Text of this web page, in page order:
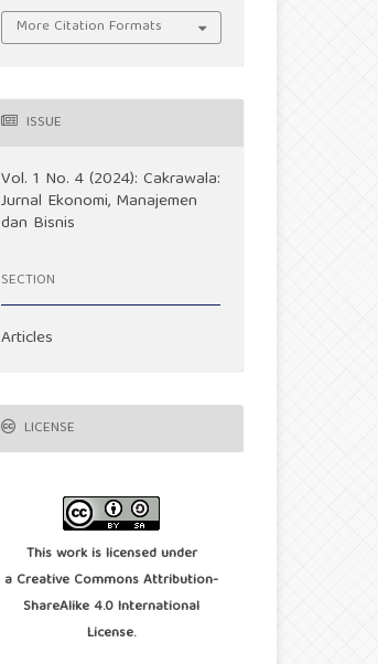
More Citation Formats
ISSUE
Vol. 1 No. 4 (2024): Cakrawala:
Jurnal Ekonomi, Manajemen
dan Bisnis
SECTION
Articles
LICENSE
This work is licensed under
a Creative Commons Attribution-
ShareAlike 4.0 International
License.